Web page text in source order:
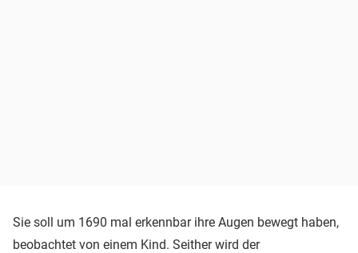
Sie soll um 1690 mal erkennbar ihre Augen bewegt haben,
beobachtet von einem Kind. Seither wird der